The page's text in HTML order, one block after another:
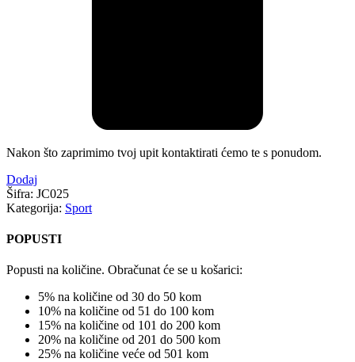
Nakon što zaprimimo tvoj upit kontaktirati ćemo te s ponudom.
Dodaj
Šifra: JC025
Kategorija: Sport
POPUSTI
Popusti na količine. Obračunat će se u košarici:
5% na količine od 30 do 50 kom
10% na količine od 51 do 100 kom
15% na količine od 101 do 200 kom
20% na količine od 201 do 500 kom
25% na količine veće od 501 kom